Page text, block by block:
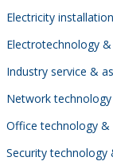
Electricity
Electrotechnology
Industry service &
Network
Office technology
Security technology